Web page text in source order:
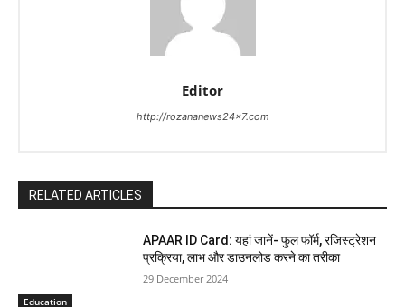
Editor
http://rozananews24x7.com
RELATED ARTICLES
Education
APAAR ID Card: यहां जानें- फुल फॉर्म, रजिस्ट्रेशन
प्रक्रिया, लाभ और डाउनलोड करने का तरीका
29 December 2024